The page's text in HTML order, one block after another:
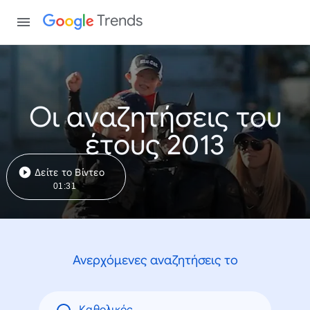
Trends
Οι αναζητήσεις του
έτους 2013
Δείτε το Βίντεο
01:31
Ανερχόμενες αναζητήσεις το